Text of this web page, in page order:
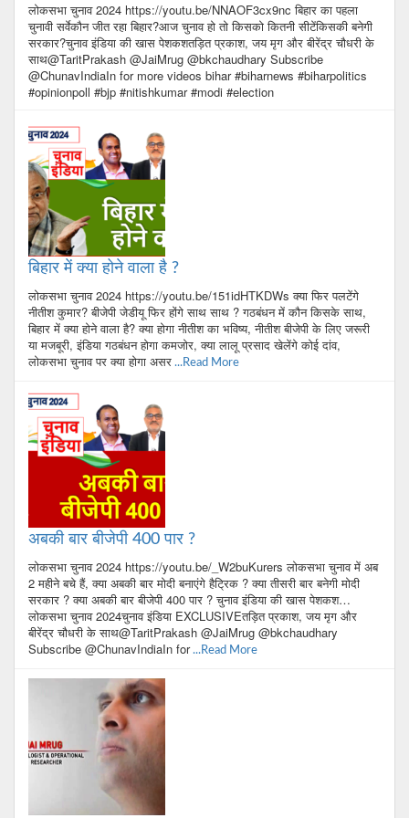
लोकसभा चुनाव 2024 https://youtu.be/NNAOF3cx9nc बिहार का पहला
चुनावी सर्वेकौन जीत रहा बिहार?आज चुनाव हो तो किसको कितनी सीटेंकिसकी बनेगी
सरकार?चुनाव इंडिया की खास पेशकशतड़ित प्रकाश, जय मृग और बीरेंद्र चौधरी के
साथ@TaritPrakash @JaiMrug @bkchaudhary Subscribe
@ChunavIndiaIn for more videos bihar #biharnews #biharpolitics
#opinionpoll #bjp #nitishkumar #modi #election
बिहार में क्या होने वाला है ?
लोकसभा चुनाव 2024 https://youtu.be/151idHTKDWs क्या फिर पलटेंगे
नीतीश कुमार? बीजेपी जेडीयू फिर होंगे साथ साथ ? गठबंधन में कौन किसके साथ,
बिहार में क्या होने वाला है? क्या होगा नीतीश का भविष्य, नीतीश बीजेपी के लिए जरूरी
या मजबूरी, इंडिया गठबंधन होगा कमजोर, क्या लालू प्रसाद खेलेंगे कोई दांव,
लोकसभा चुनाव पर क्या होगा असर ...Read More
अबकी बार बीजेपी 400 पार ?
लोकसभा चुनाव 2024 https://youtu.be/_W2buKurers लोकसभा चुनाव में अब
2 महीने बचे हैं, क्या अबकी बार मोदी बनाएंगे हैट्रिक ? क्या तीसरी बार बनेगी मोदी
सरकार ? क्या अबकी बार बीजेपी 400 पार ? चुनाव इंडिया की खास पेशकश…
लोकसभा चुनाव 2024चुनाव इंडिया EXCLUSIVEतड़ित प्रकाश, जय मृग और
बीरेंद्र चौधरी के साथ@TaritPrakash @JaiMrug @bkchaudhary
Subscribe @ChunavIndiaIn for...Read More